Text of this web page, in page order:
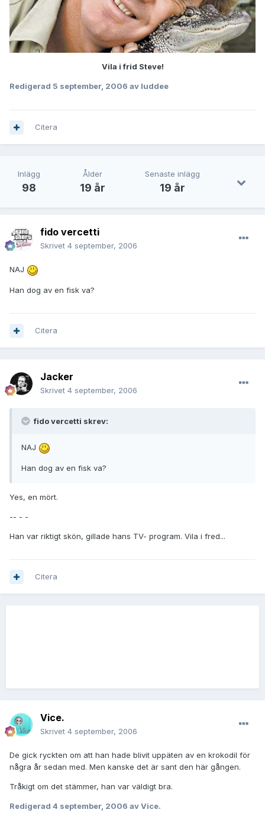
Vila i frid Steve!
Redigerad 5 september, 2006 av luddee
Citera
Inlägg
98
Ålder
19 år
Senaste inlägg
19 år
fido vercetti
Skrivet 4 september, 2006
NAJ
Han dog av en fisk va?
Citera
Jacker
Skrivet 4 september, 2006
fido vercetti skrev:
NAJ
Han dog av en fisk va?
Yes, en mört.
-- - -
Han var riktigt skön, gillade hans TV- program. Vila i fred...
Citera
Vice.
Skrivet 4 september, 2006
De gick ryckten om att han hade blivit uppäten av en krokodil för
några år sedan med. Men kanske det är sant den här gången.
Tråkigt om det stämmer, han var väldigt bra.
Redigerad 4 september, 2006 av Vice.